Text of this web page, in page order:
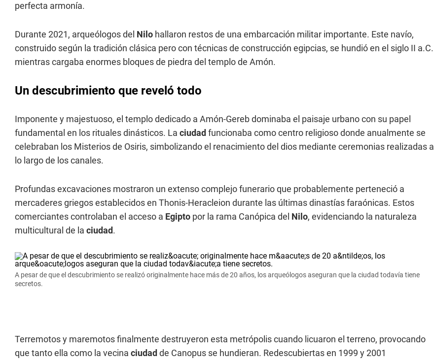
perfecta armonía.
Durante 2021, arqueólogos del Nilo hallaron restos de una embarcación militar importante. Este navío,
construido según la tradición clásica pero con técnicas de construcción egipcias, se hundió en el siglo II a.C.
mientras cargaba enormes bloques de piedra del templo de Amón.
Un descubrimiento que reveló todo
Imponente y majestuoso, el templo dedicado a Amón-Gereb dominaba el paisaje urbano con su papel
fundamental en los rituales dinásticos. La ciudad funcionaba como centro religioso donde anualmente se
celebraban los Misterios de Osiris, simbolizando el renacimiento del dios mediante ceremonias realizadas a
lo largo de los canales.
Profundas excavaciones mostraron un extenso complejo funerario que probablemente perteneció a
mercaderes griegos establecidos en Thonis-Heracleion durante las últimas dinastías faraónicas. Estos
comerciantes controlaban el acceso a Egipto por la rama Canópica del Nilo, evidenciando la naturaleza
multicultural de la ciudad.
A pesar de que el descubrimiento se realizó originalmente hace más de 20 años, los arqueólogos aseguran que la ciudad todavía tiene
secretos.
Terremotos y maremotos finalmente destruyeron esta metrópolis cuando licuaron el terreno, provocando
que tanto ella como la vecina ciudad de Canopus se hundieran. Redescubiertas en 1999 y 2001